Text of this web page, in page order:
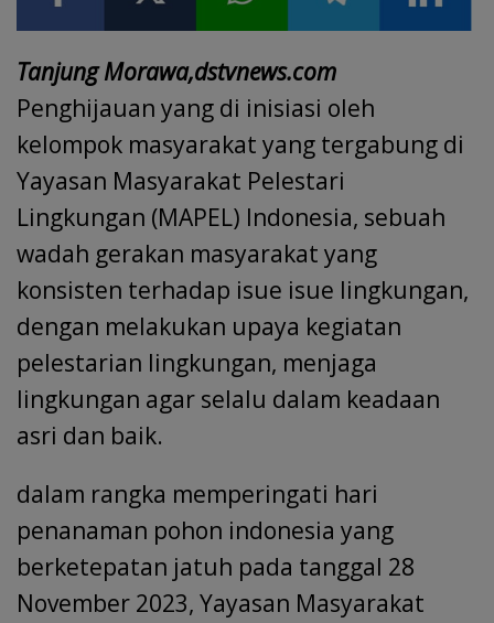
Tanjung Morawa,dstvnews.com
Penghijauan yang di inisiasi oleh
kelompok masyarakat yang tergabung di
Yayasan Masyarakat Pelestari
Lingkungan (MAPEL) Indonesia, sebuah
wadah gerakan masyarakat yang
konsisten terhadap isue isue lingkungan,
dengan melakukan upaya kegiatan
pelestarian lingkungan, menjaga
lingkungan agar selalu dalam keadaan
asri dan baik.
dalam rangka memperingati hari
penanaman pohon indonesia yang
berketepatan jatuh pada tanggal 28
November 2023, Yayasan Masyarakat